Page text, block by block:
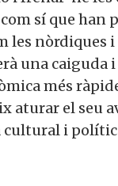
seves fonts, el
és fortament
Discorre
la concepció
emotivista.
recursos a